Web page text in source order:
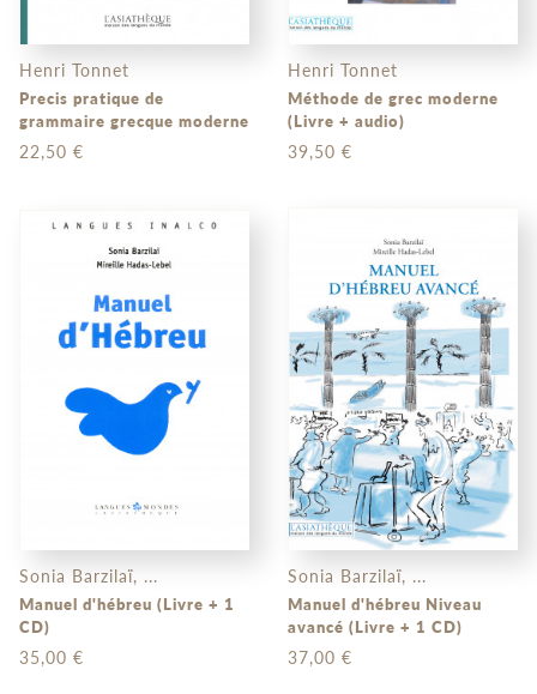
Henri Tonnet
Precis pratique de
grammaire grecque moderne
22,50 €
Henri Tonnet
Méthode de grec moderne
(Livre + audio)
39,50 €
Sonia Barzilaï, ...
Manuel d'hébreu (Livre + 1
CD)
35,00 €
Sonia Barzilaï, ...
Manuel d'hébreu Niveau
avancé (Livre + 1 CD)
37,00 €